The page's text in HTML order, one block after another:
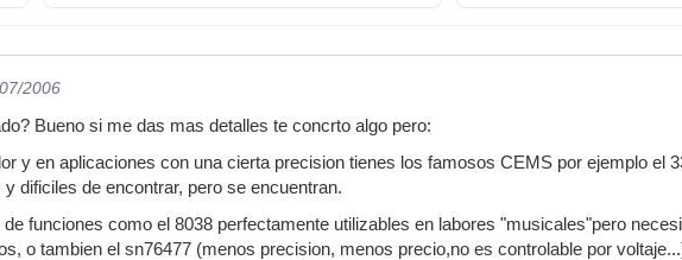
2006
Bueno si me das mas detalles te concrto algo pero:
y en aplicaciones con una cierta precision tienes los famosos CEMS por ejemplo el
dificiles de encontrar, pero se encuentran.
de funciones como el 8038 perfectamente utilizables en labores "musicales"pero
o tambien el sn76477 (menos precision, menos precio,no es controlable por